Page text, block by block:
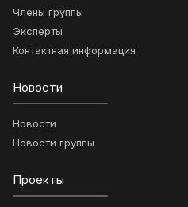
Члены группы
Эксперты
Контактная информация
Новости
Новости
Новости группы
Проекты